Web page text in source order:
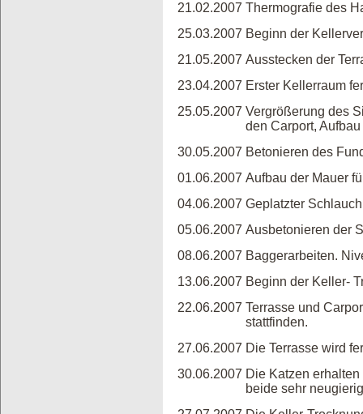
21.02.2007 Thermografie des
25.03.2007 Beginn der
21.05.2007 Ausstecken der
23.04.2007 Erster Kellerraum
25.05.2007 Vergrößerung des
den Carport,
30.05.2007 Betonieren des
01.06.2007 Aufbau der Mauer
04.06.2007 Geplatzter
05.06.2007 Ausbetonieren der
08.06.2007 Baggerarbeiten.
13.06.2007 Beginn der Keller-
22.06.2007 Terrasse und
stattfinden.
27.06.2007 Die Terrasse wird
30.06.2007 Die Katzen
beide sehr